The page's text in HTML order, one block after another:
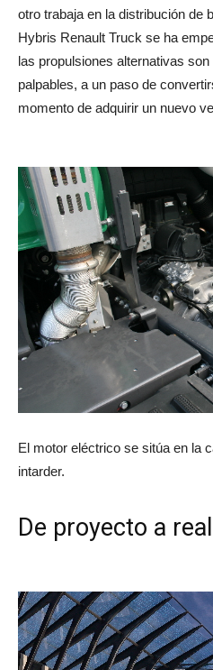
otro trabaja en la distribución de
Hybris Renault Truck se ha
las propulsiones alternativas
palpables, a un paso de
momento de adquirir un nuevo
El motor eléctrico se sitúa en la
intarder.
De proyecto a